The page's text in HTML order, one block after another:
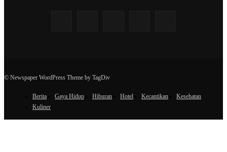
© Newspaper WordPress Theme by TagDiv
Berita Gaya Hidup Hiburan Hotel Kecantikan
Kesehatan
Kuliner